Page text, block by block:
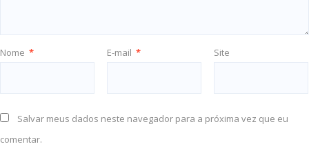
Nome * E-mail * Site
Salvar meus dados neste navegador para a próxima vez que eu
comentar.